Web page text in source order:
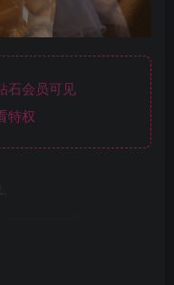
石会员可见
特权